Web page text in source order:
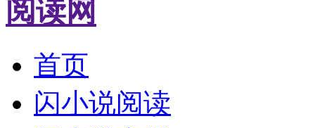
首页
闪小说阅读